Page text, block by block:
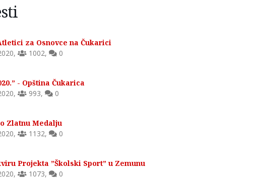
za Osnovce na Čukarici
, 1002, 0
- Opština Čukarica
, 993, 0
Zlatnu Medalju
, 1132, 0
Projekta ”Školski Sport” u Zemunu
, 1073, 0